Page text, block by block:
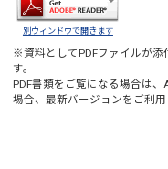
別ウィンドウで開きます
※資料としてPDFファイルが添
す。
PDF書類をご覧になる場合は、
場合、最新バージョンをご利用